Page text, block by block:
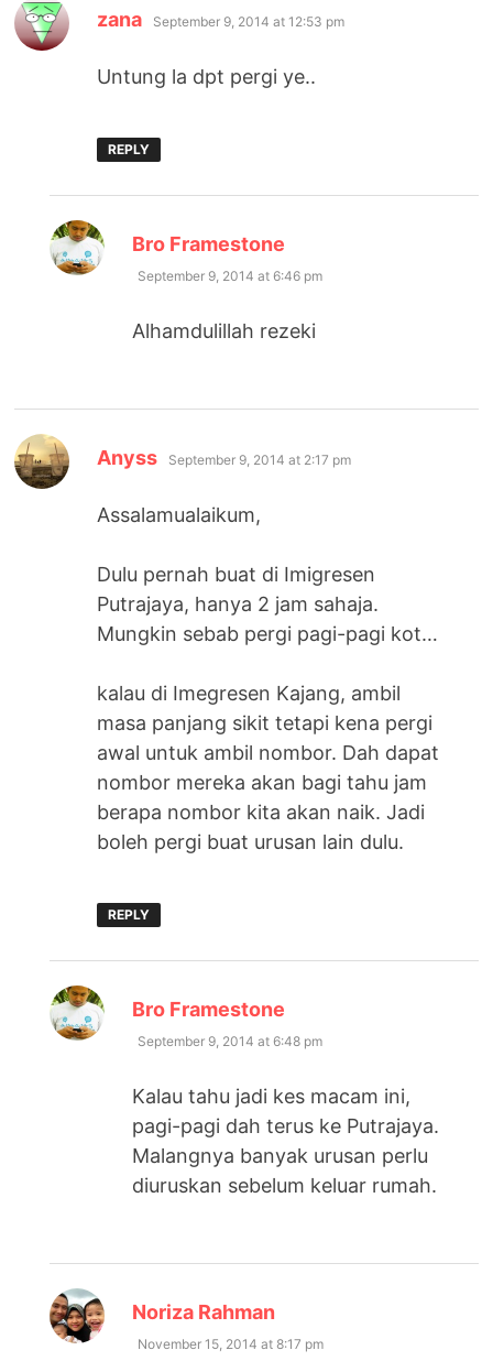
zana says:
September 9, 2014 at 12:53 pm
Untung la dpt pergi ye..
REPLY
Bro Framestone
September 9, 2014 at 6:46 pm
Alhamdulillah rezeki
Anyss says:
September 9, 2014 at 2:17 pm
Assalamualaikum,
Dulu pernah buat di Imigresen
Putrajaya, hanya 2 jam sahaja.
Mungkin sebab pergi pagi-pagi kot…
kalau di Imegresen Kajang, ambil
masa panjang sikit tetapi kena pergi
awal untuk ambil nombor. Dah dapat
nombor mereka akan bagi tahu jam
berapa nombor kita akan naik. Jadi
boleh pergi buat urusan lain dulu.
REPLY
Bro Framestone
September 9, 2014 at 6:48 pm
Kalau tahu jadi kes macam ini,
pagi-pagi dah terus ke Putrajaya.
Malangnya banyak urusan perlu
diuruskan sebelum keluar rumah.
Noriza Rahman
November 15, 2014 at 8:17 pm